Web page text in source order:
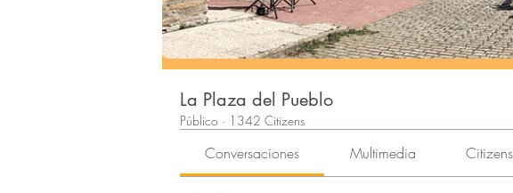
La Plaza del Pueblo
Público · 1342 Citizens
Conversaciones Multimedia Citizens